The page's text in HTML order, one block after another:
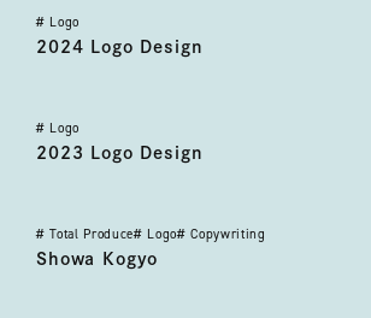
2024 ロゴ デザイン
2024 Logo Design
# Logo
2023 ロゴ デザイン
2023 Logo Design
# Logo
昭和工業
Showa Kogyo
# Total Produce# Logo# Copywriting